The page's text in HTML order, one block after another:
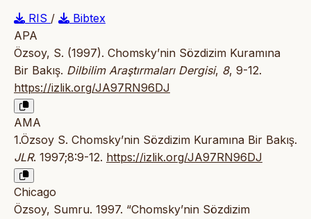
RIS /
Bibtex
APA
Özsoy, S. (1997). Chomsky’nin Sözdizim Kuramına
Bir Bakış. Dilbilim Araştırmaları Dergisi, 8, 9-12.
https://izlik.org/JA97RN96DJ
AMA
1.Özsoy S. Chomsky’nin Sözdizim Kuramına Bir Bakış.
JLR. 1997;8:9-12. https://izlik.org/JA97RN96DJ
Chicago
Özsoy, Sumru. 1997. “Chomsky’nin Sözdizim